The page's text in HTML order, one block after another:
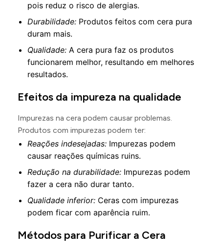
pois reduz o risco de alergias.
Durabilidade: Produtos feitos com cera pura
duram mais.
Qualidade: A cera pura faz os produtos
funcionarem melhor, resultando em melhores
resultados.
Efeitos da impureza na qualidade
Impurezas na cera podem causar problemas.
Produtos com impurezas podem ter:
Reações indesejadas: Impurezas podem
causar reações químicas ruins.
Redução na durabilidade: Impurezas podem
fazer a cera não durar tanto.
Qualidade inferior: Ceras com impurezas
podem ficar com aparência ruim.
Métodos para Purificar a Cera